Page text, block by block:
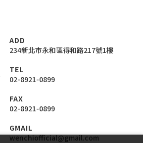
ADD
234新北市永和區得和路217號1樓
TEL
02-8921-0899
FAX
02-8921-0899
GMAIL
wenchiofficial@gmail.com